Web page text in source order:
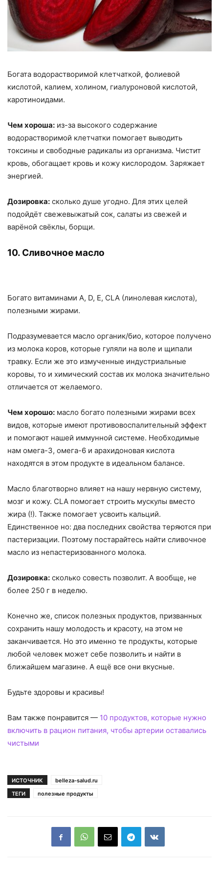
Богата водорастворимой клетчаткой, фолиевой
кислотой, калием, холином, гиалуроновой кислотой,
каротиноидами.
Чем хороша: из-за высокого содержание
водорастворимой клетчатки помогает выводить
токсины и свободные радикалы из организма. Чистит
кровь, обогащает кровь и кожу кислородом. Заряжает
энергией.
Дозировка: сколько душе угодно. Для этих целей
подойдёт свежевыжатый сок, салаты из свежей и
варёной свёклы, борщи.
10. Сливочное масло
Богато витаминами A, D, E, CLA (линолевая кислота),
полезными жирами.
Подразумевается масло органик/био, которое получено
из молока коров, которые гуляли на воле и щипали
травку. Если же это измученные индустриальные
коровы, то и химический состав их молока значительно
отличается от желаемого.
Чем хорошо: масло богато полезными жирами всех
видов, которые имеют противовоспалительный эффект
и помогают нашей иммунной системе. Необходимые
нам омега-3, омега-6 и арахидоновая кислота
находятся в этом продукте в идеальном балансе.
Масло благотворно влияет на нашу нервную систему,
мозг и кожу. CLA помогает строить мускулы вместо
жира (!). Также помогает усвоить кальций.
Единственное но: два последних свойства теряются при
пастеризации. Поэтому постарайтесь найти сливочное
масло из непастеризованного молока.
Дозировка: сколько совесть позволит. А вообще, не
более 250 г в неделю.
Конечно же, список полезных продуктов, призванных
сохранить нашу молодость и красоту, на этом не
заканчивается. Но это именно те продукты, которые
любой человек может себе позволить и найти в
ближайшем магазине. А ещё все они вкусные.
Будьте здоровы и красивы!
Вам также понравится — 10 продуктов, которые нужно
включить в рацион питания, чтобы артерии оставались
чистыми
ИСТОЧНИК
belleza-salud.ru
ТЕГИ
полезные продукты